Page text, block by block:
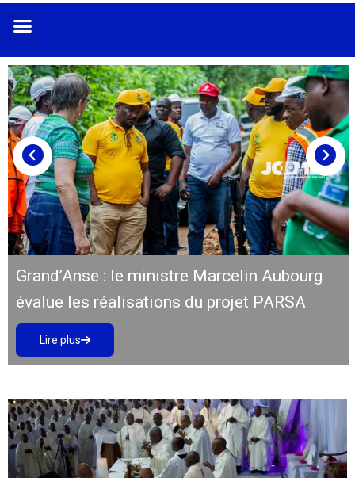
Grand’Anse : le ministre Marcelin Aubourg
évalue les réalisations du projet PARSA
Lire plus